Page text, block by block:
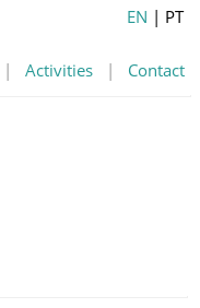
| Activities | Contact
EN | PT